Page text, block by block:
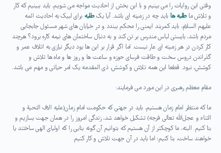
وقتی این روایات را می بینیم و با این بخش از احادیث مواجه می شویم، باید ببینیم که کار
و تلاش ماطلبه ها باید چه در زمینه ای باشد. آیا یکطلبه برای لبیک به احادیث ائمه
علیهم السلام، باید کمربند ایمنی را محکم ببندد و در خیابان های شهر مسئول جابجایی
مردم باشد، بایستی لباس مندرس بر تن کند و به دنبال ساختمان های نیمه کاره برود؟ هرچند
کار کردن در هر زمینه ای عار نیست. اما اگر قرار بر این ها بود دیگر نیازی به اتلاف عمر و
گذراندن دروس سخت و طاقت فرسای حوزه و ساعت ها و روز ها و ماه ها تلاش و
کوشش، نبود. قطعا این همه تلاش و کوشش، ذی المقدمه یک امر حیاتی و مهم می باشد.
مقام معظم رهبری در این مورد می فرمایند:
ما که منتظر امام زمان هستیم، باید در جهتی که حکومت امام زمان(علیه الاف التحیة و
الثناء و عجل‌الله تعالی فرجه) تشکیل خواهد شد، زندگی امروز را در همان جهت بسازیم و
بنا کنیم. البته، ما کوچکتر از آن هستیم که بتوانیم آن گونه بنایی را که اولیای الهی ساختند یا
خواهند ساخت، بنا کنیم؛ اما باید در آن جهت تلاش و کار کنیم.